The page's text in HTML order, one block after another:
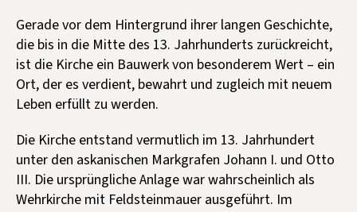
Gerade vor dem Hintergrund ihrer langen Geschichte,
die bis in die Mitte des 13. Jahrhunderts zurückreicht,
ist die Kirche ein Bauwerk von besonderem Wert – ein
Ort, der es verdient, bewahrt und zugleich mit neuem
Leben erfüllt zu werden.
Die Kirche entstand vermutlich im 13. Jahrhundert
unter den askanischen Markgrafen Johann I. und Otto
III. Die ursprüngliche Anlage war wahrscheinlich als
Wehrkirche mit Feldsteinmauer ausgeführt. Im